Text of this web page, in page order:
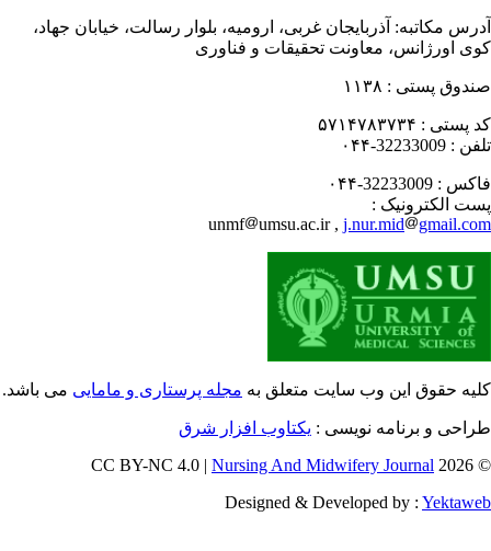
مکاتبه:آذربایجان غربی، ارومیه، بلوار رسالت، خیابان جهاد،
اورژانس، معاونت تحقیقات و فناوری
پستی : ۱۱۳۸
پستی : ۵۷۱۴۷۸۳۷۳۴
: 32233009-۰۴۴
: 32233009-۰۴۴
الکترونیک :
unmf
umsu.ac.ir ,j.nur.mid
حقوق این وب سایت متعلق بهمجله پرستاری و ماماییمی باشد.
و برنامه نویسی : یکتاوب افزار شرق
©
Nursing And Midwifery Journal
Designed & Developed by :